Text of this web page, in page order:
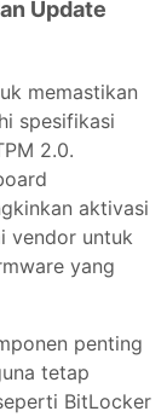
Update
memastikan
spesifikasi
2.0.
aktivasi
vendor untuk
yang
penting
tetap
BitLocker